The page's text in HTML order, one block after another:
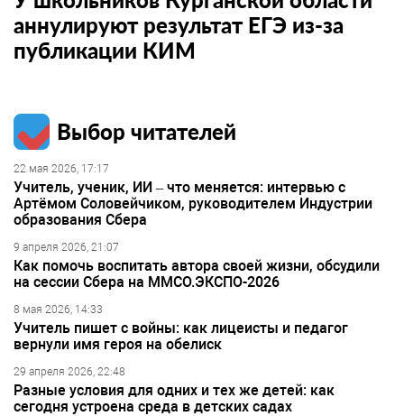
аннулируют результат ЕГЭ из-за
публикации КИМ
Выбор читателей
22 мая 2026, 17:17
Учитель, ученик, ИИ – что меняется: интервью с
Артёмом Соловейчиком, руководителем Индустрии
образования Сбера
9 апреля 2026, 21:07
Как помочь воспитать автора своей жизни, обсудили
на сессии Сбера на ММСО.ЭКСПО-2026
8 мая 2026, 14:33
Учитель пишет с войны: как лицеисты и педагог
вернули имя героя на обелиск
29 апреля 2026, 22:48
Разные условия для одних и тех же детей: как
сегодня устроена среда в детских садах